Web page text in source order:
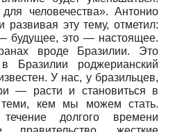
человечества». Антонио
развивая эту тему, отметил:
будущее, это — настоящее.
вроде Бразилии. Это
Бразилии роджерианский
У нас, у бразильцев,
— расти и становиться в
теми, кем мы можем стать.
долгого времени